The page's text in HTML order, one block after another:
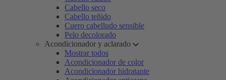
Cabello seco
Cabello teñido
Cuero cabelludo sensible
Pelo decolorado
Acondicionador y aclarado
Mostrar todos
Acondicionador de color
Acondicionador hidratante